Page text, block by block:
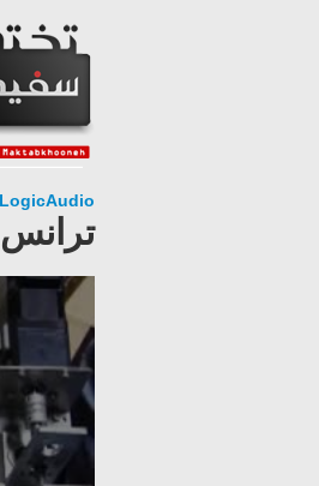
LogicAudio